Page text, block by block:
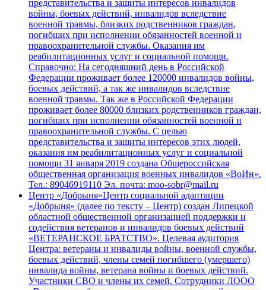
представительства и защиты интересов инвалидов
войны, боевых действий, инвалидов вследствие
военной травмы, близких родственников граждан,
погибших при исполнении обязанностей военной и
правоохранительной службы. Оказания им
реабилитационных услуг и социальной помощи.
Справочно: На сегодняшний день в Российской
Федерации проживает более 120000 инвалидов войны,
боевых действий, а так же инвалидов вследствие
военной травмы. Так же в Российской Федерации
проживает более 80000 близких родственников граждан,
погибших при исполнении обязанностей военной и
правоохранительной службы. С целью
представительства и защиты интересов этих людей,
оказания им реабилитационных услуг и социальной
помощи 31 января 2019 создана Общероссийская
общественная организация военных инвалидов «ВоИн».
Тел.: 89046919110 Эл. почта: moo-sobr@mail.ru
Центр «Добрыня»Центр социальной адаптации
«Добрыня» (далее по тексту – Центр) создан Липецкой
областной общественной организацией поддержки и
содействия ветеранов и инвалидов боевых действий
«ВЕТЕРАНСКОЕ БРАТСТВО». Целевая аудитория
Центра: ветераны и инвалиды войны, военной службы,
боевых действий, члены семей погибшего (умершего)
инвалида войны, ветерана войны и боевых действий.
Участники СВО и члены их семей. Сотрудники ЛООО